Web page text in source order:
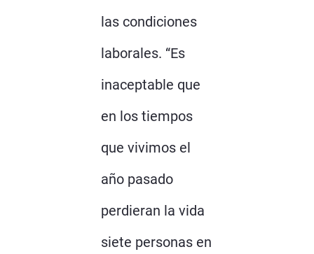
las condiciones
laborales. “Es
inaceptable que
en los tiempos
que vivimos el
año pasado
perdieran la vida
siete personas en